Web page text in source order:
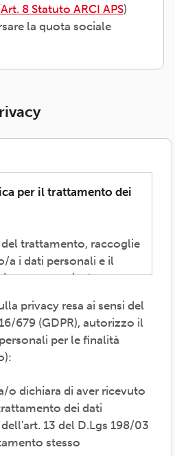
Art. 8 Statuto ARCI APS)
la quota sociale
per il trattamento dei
del trattamento, raccoglie
a i dati personali e il
per consentire la
del movimento
atti associativi
mediante attività,
, provvedere agli
promozionali.
effettuato: con modalità
in modo lecito,
privacy resa ai sensi del
679 (GDPR), autorizzo il
per le finalità
o dichiara di aver ricevuto
dei dati
13 del D.Lgs 198/03
stesso